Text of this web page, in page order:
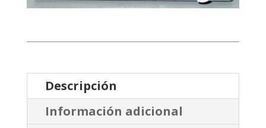
Descripción
Información adicional